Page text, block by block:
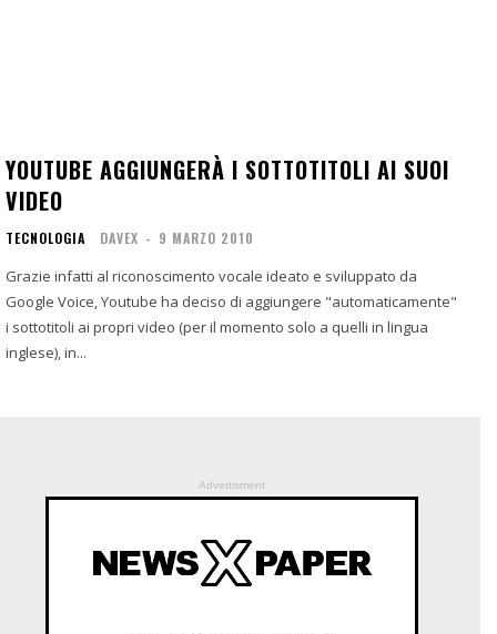
YOUTUBE AGGIUNGERÀ I SOTTOTITOLI AI SUOI
VIDEO
TECNOLOGIA DAVEX - 9 MARZO 2010
Grazie infatti al riconoscimento vocale ideato e sviluppato da
Google Voice, Youtube ha deciso di aggiungere "automaticamente"
i sottotitoli ai propri video (per il momento solo a quelli in lingua
inglese), in...
Advertisment